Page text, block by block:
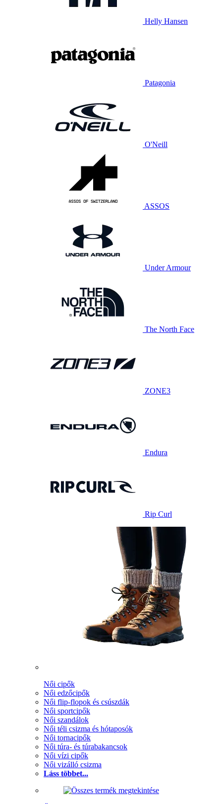
Helly Hansen
Patagonia
O'Neill
ASSOS
Under Armour
The North Face
ZONE3
Endura
Rip Curl
Női cipők
Női edzőcipők
Női flip-flopok és csúszdák
Női sportcipők
Női szandálok
Női téli csizma és hótaposók
Női tornacipők
Női túra- és túrabakancsok
Női vízi cipők
Női vizálló csizma
Láss többet...